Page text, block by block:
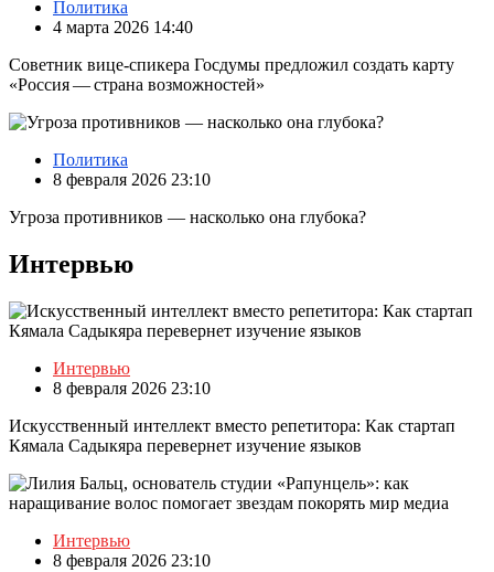
Политика
4 марта 2026 14:40
Советник вице-спикера Госдумы предложил создать карту
«Россия — страна возможностей»
Политика
8 февраля 2026 23:10
Угроза противников — насколько она глубока?
Интервью
Интервью
8 февраля 2026 23:10
Искусственный интеллект вместо репетитора: Как стартап
Кямала Садыкяра перевернет изучение языков
Интервью
8 февраля 2026 23:10